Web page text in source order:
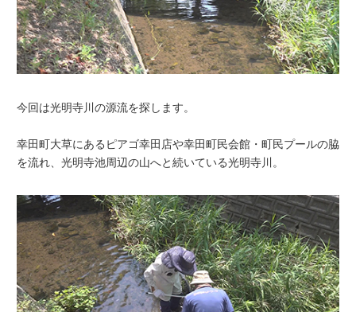
今回は光明寺川の源流を探します。
幸田町大草にあるピアゴ幸田店や幸田町民会館・町民プールの脇
を流れ、光明寺池周辺の山へと続いている光明寺川。